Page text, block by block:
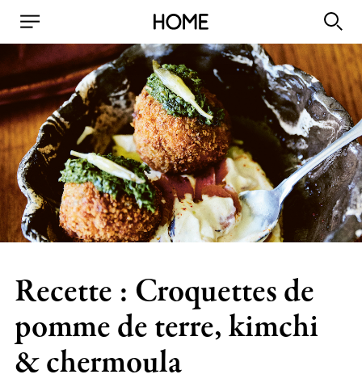
Recette : Croquettes de
pomme de terre, kimchi
& chermoula